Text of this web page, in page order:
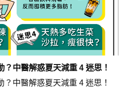
中醫解惑夏天減重 4 迷思！
中醫解惑夏天減重 4 迷思！